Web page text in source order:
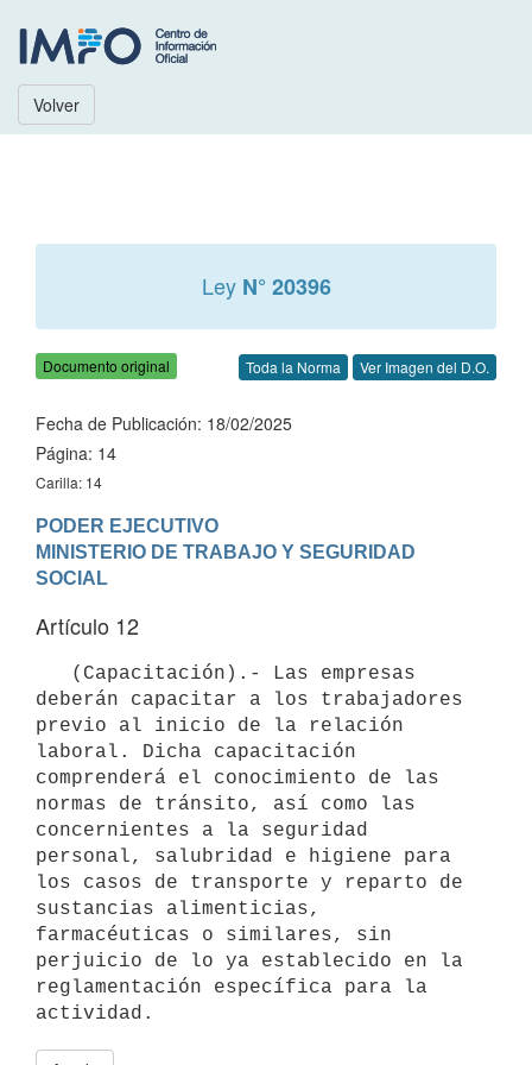
Volver
Ley N° 20396
Documento original Toda la Norma Ver Imagen del D.O.
Fecha de Publicación: 18/02/2025
Página: 14
Carilla: 14
PODER EJECUTIVO
MINISTERIO DE TRABAJO Y SEGURIDAD
Artículo 12
deberán capacitar a los trabajadores
previo al inicio de la relación
laboral. Dicha capacitación
comprenderá el conocimiento de las
normas de tránsito, así como las
concernientes a la seguridad
personal, salubridad e higiene para
los casos de transporte y reparto de
sustancias alimenticias,
farmacéuticas o similares, sin
perjuicio de lo ya establecido en la
reglamentación específica para la